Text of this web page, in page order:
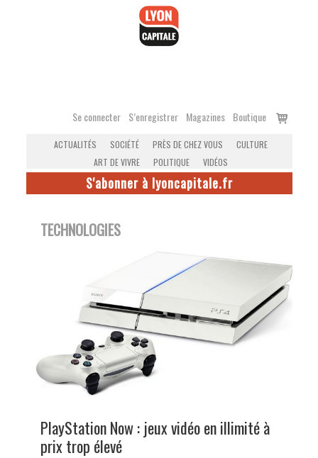
Se connecter S’enregistrer Magazines Boutique
Voir
ACTUALITÉS SOCIÉTÉ PRÈS DE CHEZ VOUS
CULTURE
ART DE VIVRE
POLITIQUE VIDÉOS
S'abonner à lyoncapitale.fr
TECHNOLOGIES
PlayStation Now : jeux vidéo en illimité à
prix trop élevé